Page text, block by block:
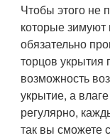
Чтобы этого не
которые
обязательно
торцов укрытия
возможность
укрытие, а
регулярно,
так вы сможете